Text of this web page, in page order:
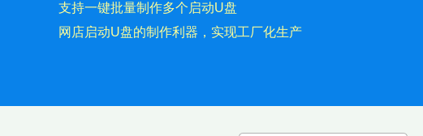
支持一键批量制作多个启动U盘
网店启动U盘的制作利器，实现工厂化生产